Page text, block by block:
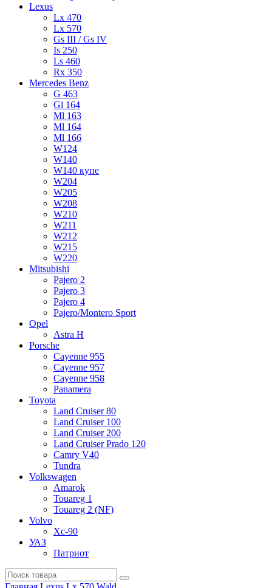
Lexus
Lx 470
Lx 570
Gs III / Gs IV
Is 250
Ls 460
Rx 350
Mercedes Benz
G 463
Gl 164
Ml 163
Ml 164
Ml 166
W124
W140
W140 купе
W204
W205
W208
W210
W211
W212
W215
W220
Mitsubishi
Pajero 2
Pajero 3
Pajero 4
Pajero/Montero Sport
Opel
Astra H
Porsche
Cayenne 955
Cayenne 957
Cayenne 958
Panamera
Toyota
Land Cruiser 80
Land Cruiser 100
Land Cruiser 200
Land Cruiser Prado 120
Camry V40
Tundra
Volkswagen
Amarok
Touareg 1
Touareg 2 (NF)
Volvo
Xc-90
УАЗ
Патриот